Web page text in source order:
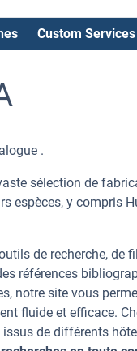
Custom Services
.
sélection de
espèces, y compris
de recherche, de
références
notre site vous
fluide et efficace.
de différents